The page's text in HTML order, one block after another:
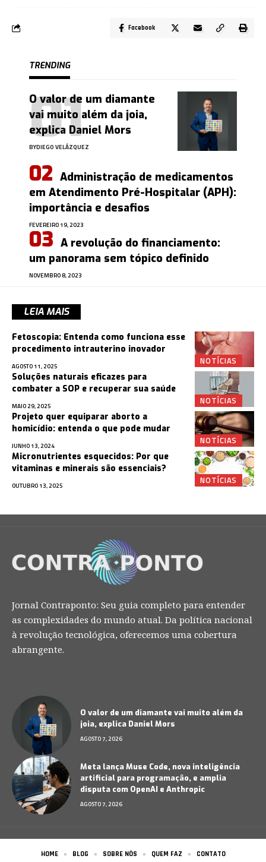
Facebook
TRENDING
O valor de um diamante
vai muito além da joia,
explica Daniel Mors
BYDIEGO VELÁZQUEZ
Administração de medicamentos
em Atendimento Pré-Hospitalar (APH):
importância e desafios
FEVEREIRO 19, 2023
A revolução do financiamento:
um panorama sem tópico definido
NOVEMBRO 8, 2023
LEIA MAIS
NOTÍCIAS
Fetoscopia: Entenda como funciona esse
procedimento intrauterino inovador
AGOSTO 11, 2025
NOTÍCIAS
Soluções naturais eficazes para
combater a SOP e recuperar sua saúde
MAIO 29, 2025
NOTÍCIAS
Projeto quer equiparar aborto a
homicídio: entenda o que pode mudar
JUNHO 13, 2024
NOTÍCIAS
Micronutrientes esquecidos: Por que
vitaminas e minerais são essenciais?
OUTUBRO 13, 2025
Jornal Contraponto: Seu guia completo para entender
as complexidades do mundo atual. Da política nacional
à revolução tecnológica, oferecemos uma cobertura
abrangente.
O valor de um diamante vai muito além da
joia, explica Daniel Mors
AGOSTO 7, 2026
Meta lança Muse Code, nova inteligência
artificial para programação, e amplia
disputa com OpenAI e Anthropic
AGOSTO 7, 2026
HOME BLOG SOBRE NÓS QUEM FAZ CONTATO